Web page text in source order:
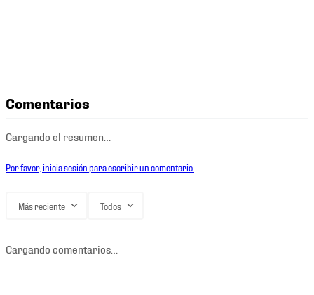
Comentarios
Cargando el resumen…
Por favor, inicia sesión para escribir un comentario.
Más reciente Todos
Cargando comentarios…